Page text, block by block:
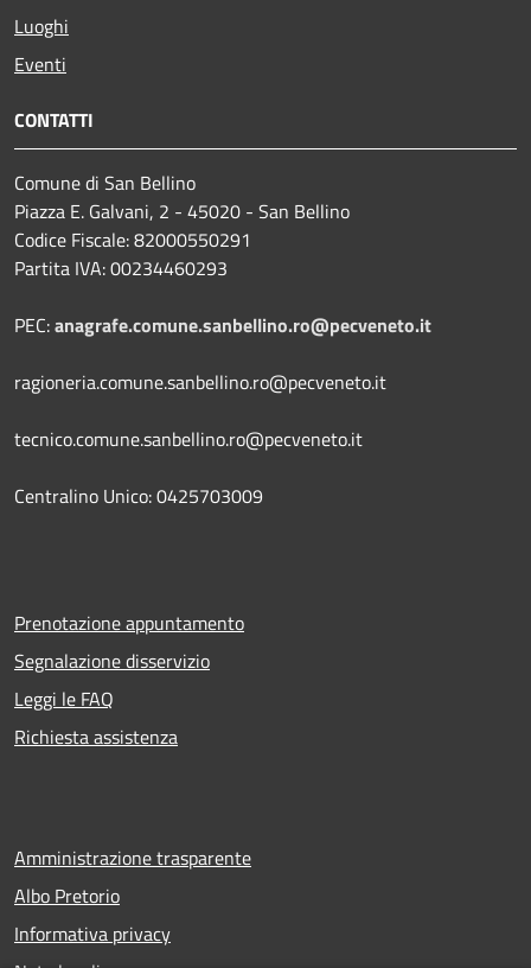
Luoghi
Eventi
CONTATTI
Comune di San Bellino
Piazza E. Galvani, 2 - 45020 - San Bellino
Codice Fiscale: 82000550291
Partita IVA: 00234460293
PEC:anagrafe.comune.sanbellino.ro@pecveneto.it
ragioneria.comune.sanbellino.ro@pecveneto.it
tecnico.comune.sanbellino.ro@pecveneto.it
Centralino Unico: 0425703009
Prenotazione appuntamento
Segnalazione disservizio
Leggi le FAQ
Richiesta assistenza
Amministrazione trasparente
Albo Pretorio
Informativa privacy